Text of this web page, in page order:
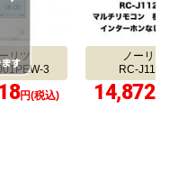
リツ
3
円(税込)
ノーリツ
RC-J112E
14,872円(